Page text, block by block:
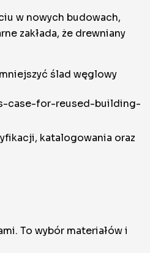
w nowych budowach,
zakłada, że drewniany
ślad węglowy
case-for-reused-building-
katalogowania oraz
To wybór materiałów i